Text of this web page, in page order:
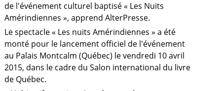
de l'événement culturel baptisé « Les Nuits
Amérindiennes », apprend AlterPresse.
Le spectacle « Les nuits Amérindiennes » a été
monté pour le lancement officiel de l'événement
au Palais Montcalm (Québec) le vendredi 10 avril
2015, dans le cadre du Salon international du livre
de Québec.